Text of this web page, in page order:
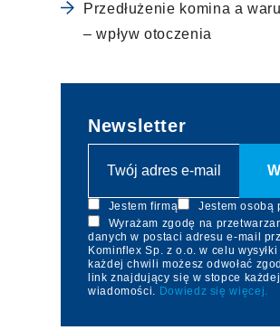
Przedłużenie komina a
– wpływ otoczenia
Newsletter
Jestem firmą
Jestem osobą
Wyrażam zgodę na
danych w postaci adresu e-mail
Kominflex Sp. z o.o. w celu
każdej chwili możesz odwołać
link znajdujący się w stopce
wiadomości. Dowiedz się więcej.